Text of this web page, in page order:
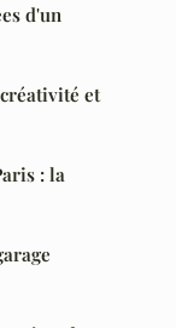
d'un
et
: la